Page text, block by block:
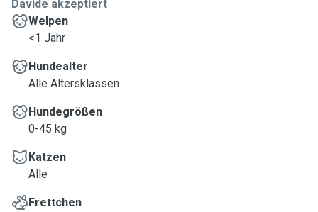
Davide akzeptiert
Welpen
<1 Jahr
Hundealter
Alle Altersklassen
Hundegrößen
0-45 kg
Katzen
Alle
Frettchen